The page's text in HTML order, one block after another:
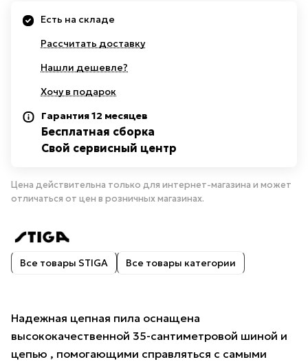
Есть на складе
Рассчитать доставку
Нашли дешевле?
Хочу в подарок
Гарантия 12 месяцев
Бесплатная сборка
Свой сервисный центр
Цена действительна только для интернет-магазина и может
отличаться от цен в розничных магазинах.
Все товары STIGA Все товары категории
Надежная цепная пила оснащена
высококачественной 35-сантиметровой шиной и
цепью , помогающими справляться с самыми